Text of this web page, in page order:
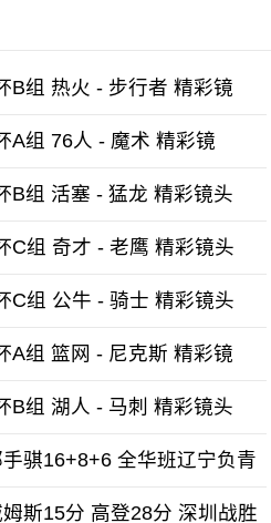
B组 热火 - 步行者 精彩镜
A组 76人 - 魔术 精彩镜
B组 活塞 - 猛龙 精彩镜头
C组 奇才 - 老鹰 精彩镜头
C组 公牛 - 骑士 精彩镜头
A组 篮网 - 尼克斯 精彩镜
B组 湖人 - 马刺 精彩镜头
骐16+8+6 全华班辽宁负青
斯15分 高登28分 深圳战胜